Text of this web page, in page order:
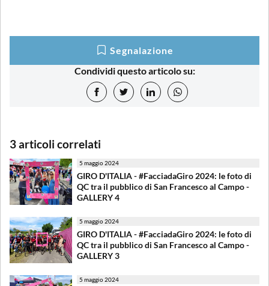
Segnalazione
Condividi questo articolo su:
3 articoli correlati
5 maggio 2024
GIRO D'ITALIA - #FacciadaGiro 2024: le foto di
QC tra il pubblico di San Francesco al Campo -
GALLERY 4
5 maggio 2024
GIRO D'ITALIA - #FacciadaGiro 2024: le foto di
QC tra il pubblico di San Francesco al Campo -
GALLERY 3
5 maggio 2024